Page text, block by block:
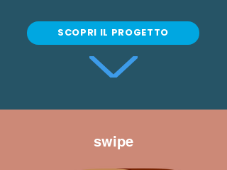
SCOPRI IL PROGETTO
swipe